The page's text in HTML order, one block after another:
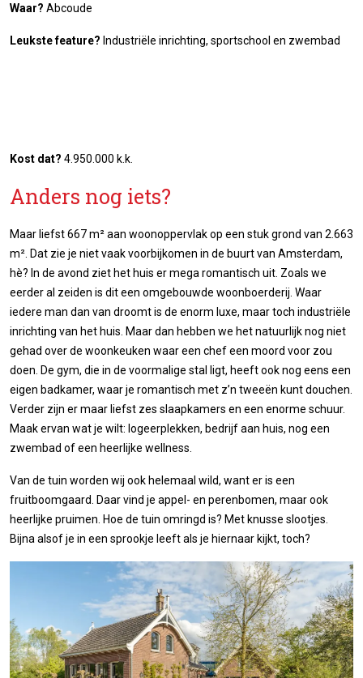
Waar? Abcoude
Leukste feature? Industriële inrichting, sportschool en zwembad
Kost dat? 4.950.000 k.k.
Anders nog iets?
Maar liefst 667 m² aan woonoppervlak op een stuk grond van 2.663
m². Dat zie je niet vaak voorbijkomen in de buurt van Amsterdam,
hè? In de avond ziet het huis er mega romantisch uit. Zoals we
eerder al zeiden is dit een omgebouwde woonboerderij. Waar
iedere man dan van droomt is de enorm luxe, maar toch industriële
inrichting van het huis. Maar dan hebben we het natuurlijk nog niet
gehad over de woonkeuken waar een chef een moord voor zou
doen. De gym, die in de voormalige stal ligt, heeft ook nog eens een
eigen badkamer, waar je romantisch met z’n tweeën kunt douchen.
Verder zijn er maar liefst zes slaapkamers en een enorme schuur.
Maak ervan wat je wilt: logeerplekken, bedrijf aan huis, nog een
zwembad of een heerlijke wellness.
Van de tuin worden wij ook helemaal wild, want er is een
fruitboomgaard. Daar vind je appel- en perenbomen, maar ook
heerlijke pruimen. Hoe de tuin omringd is? Met knusse slootjes.
Bijna alsof je in een sprookje leeft als je hiernaar kijkt, toch?